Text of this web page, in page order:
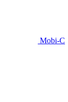
Mobi-C